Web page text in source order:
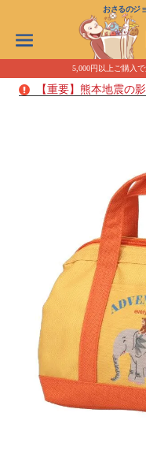
おさるのジ
5,000円以上ご購入
【重要】熊本地震の